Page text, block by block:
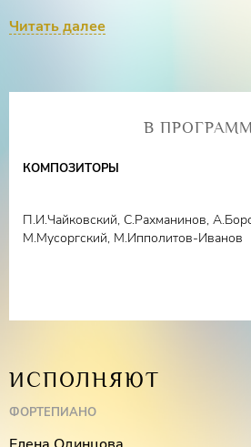
Филармонии. Именно им и
Лауреат международных
Ярская (меццо-сопрано)
Иван Буянец (тенор), Алексей
Читать далее
В
КОМПОЗИТОРЫ
П.И.Чайковский, С.Рахманинов,
М.Мусоргский, М.Ипполитов-Иванов
ИСПОЛНЯЮТ
ФОРТЕПИАНО